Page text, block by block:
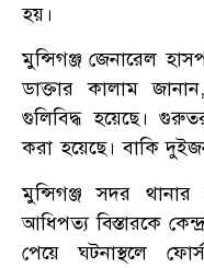
হয়।
মুন্সিগঞ্জ জেনারেল
ডাক্তার কালাম
গুলিবিদ্ধ হয়েছে।
করা হয়েছে। বাকি
মুন্সিগঞ্জ সদর
আধিপত্য বিস্তারকে
পেয়ে ঘটনাস্থলে